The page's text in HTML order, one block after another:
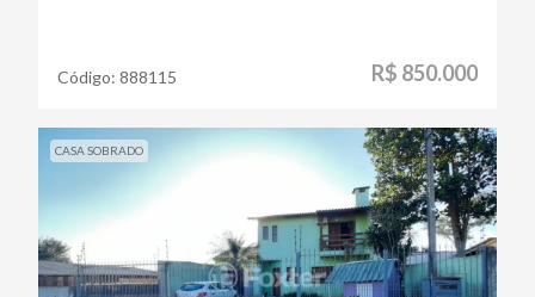
Código: 888115 R$ 850.000
CASA SOBRADO